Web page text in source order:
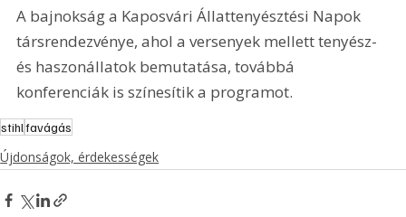
A bajnokság a Kaposvári Állattenyésztési Napok
társrendezvénye, ahol a versenyek mellett tenyész-
és haszonállatok bemutatása, továbbá
konferenciák is színesítik a programot.
stihlfavágás
Újdonságok, érdekességek